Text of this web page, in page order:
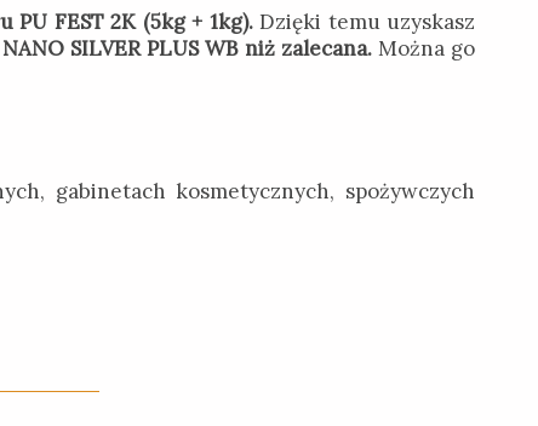
FEST 2K (5kg + 1kg).Dzięki temu uzyskasz
SILVER PLUS WB niż zalecana.Można go
gabinetach kosmetycznych, spożywczych